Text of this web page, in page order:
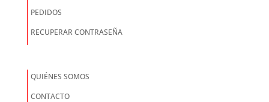
PEDIDOS
RECUPERAR CONTRASEÑA
QUIÉNES SOMOS
CONTACTO